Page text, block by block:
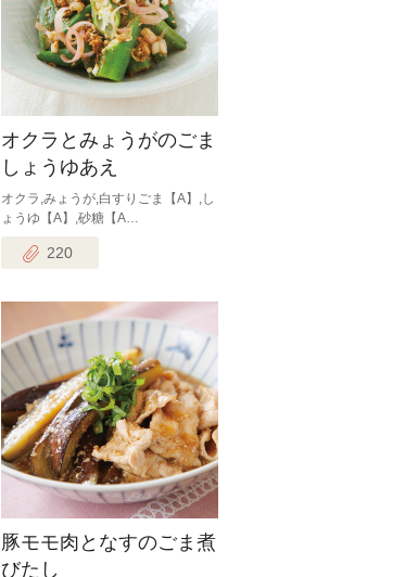
オクラとみょうがのごま
しょうゆあえ
オクラ,みょうが,白すりごま【A】,し
ょうゆ【A】,砂糖【A…
220
豚モモ肉となすのごま煮
びたし